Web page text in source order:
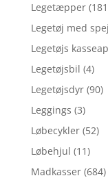
Legetæpper
Legetøj med
Legetøjs
Legetøjsbil (4)
Legetøjsdyr (90)
Leggings (3)
Løbecykler (52)
Løbehjul (11)
Madkasser (684)